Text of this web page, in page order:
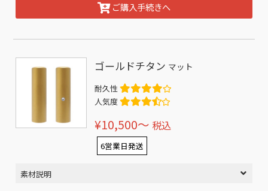
ご購入手続きへ
ゴールドチタン マット
耐久性
人気度
¥10,500〜 税込
6営業日発送
素材説明